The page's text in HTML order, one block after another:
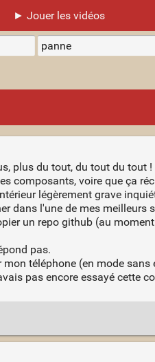
► Jouer les vidéos
plus du tout, du tout du tout !
composants, voire que ça
légèrement grave
dans l'une de mes meilleurs
un repo github (au
pas.
téléphone (en mode
pas encore essayé cette